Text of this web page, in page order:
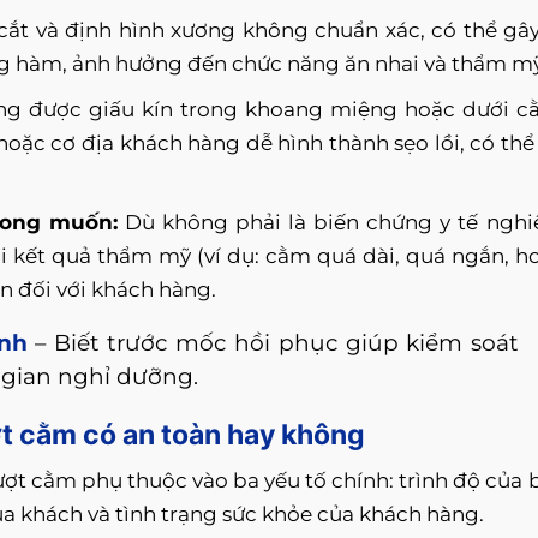
và định hình xương không chuẩn xác, có thể
ảnh hưởng đến chức năng ăn nhai và thẩm
được giấu kín trong khoang miệng hoặc dưới
cơ địa khách hàng dễ hình thành sẹo lồi, có
muốn:Dù không phải là biến chứng y tế
quả thẩm mỹ (ví dụ: cằm quá dài, quá ngắn,
đối với khách hàng.
– Biết trước mốc hồi phục giúp kiểm soát
nghỉ dưỡng.
cằm có an toàn hay không
cằm phụ thuộc vào ba yếu tố chính: trình độ của
khách và tình trạng sức khỏe của khách hàng.